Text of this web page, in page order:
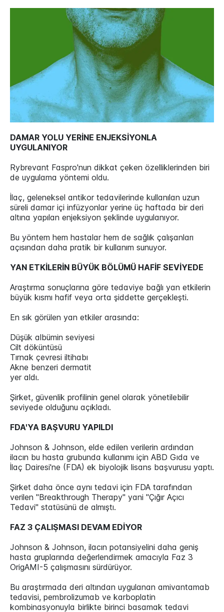
DAMAR YOLU YERİNE ENJEKSİYONLA
UYGULANIYOR
Rybrevant Faspro'nun dikkat çeken özelliklerinden biri
de uygulama yöntemi oldu.
İlaç, geleneksel antikor tedavilerinde kullanılan uzun
süreli damar içi infüzyonlar yerine üç haftada bir deri
altına yapılan enjeksiyon şeklinde uygulanıyor.
Bu yöntem hem hastalar hem de sağlık çalışanları
açısından daha pratik bir kullanım sunuyor.
YAN ETKİLERİN BÜYÜK BÖLÜMÜ HAFİF SEVİYEDE
Araştırma sonuçlarına göre tedaviye bağlı yan etkilerin
büyük kısmı hafif veya orta şiddette gerçekleşti.
En sık görülen yan etkiler arasında:
Düşük albümin seviyesi
Cilt döküntüsü
Tırnak çevresi iltihabı
Akne benzeri dermatit
yer aldı.
Şirket, güvenlik profilinin genel olarak yönetilebilir
seviyede olduğunu açıkladı.
FDA'YA BAŞVURU YAPILDI
Johnson & Johnson, elde edilen verilerin ardından
ilacın bu hasta grubunda kullanımı için ABD Gıda ve
İlaç Dairesi'ne (FDA) ek biyolojik lisans başvurusu yaptı.
Şirket daha önce aynı tedavi için FDA tarafından
verilen "Breakthrough Therapy" yani "Çığır Açıcı
Tedavi" statüsünü de almıştı.
FAZ 3 ÇALIŞMASI DEVAM EDİYOR
Johnson & Johnson, ilacın potansiyelini daha geniş
hasta gruplarında değerlendirmek amacıyla Faz 3
OrigAMI-5 çalışmasını sürdürüyor.
Bu araştırmada deri altından uygulanan amivantamab
tedavisi, pembrolizumab ve karboplatin
kombinasyonuyla birlikte birinci basamak tedavi